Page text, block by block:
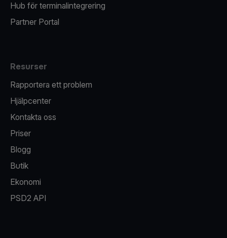
Hub för terminalintegrering
Partner Portal
Resurser
Rapportera ett problem
Hjälpcenter
Kontakta oss
Priser
Blogg
Butik
Ekonomi
PSD2 API